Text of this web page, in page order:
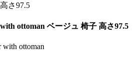
さ97.5
ottoman ベージュ 椅子 高さ97.5